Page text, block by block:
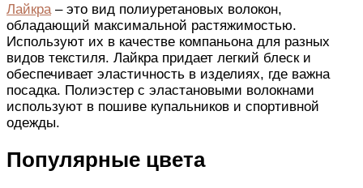
Лайкра– это вид полиуретановых волокон,
обладающий максимальной растяжимостью.
Используют их в качестве компаньона для разных
видов текстиля. Лайкра придает легкий блеск и
обеспечивает эластичность в изделиях, где важна
посадка. Полиэстер с эластановыми волокнами
используют в пошиве купальников и спортивной
одежды.
Популярные цвета